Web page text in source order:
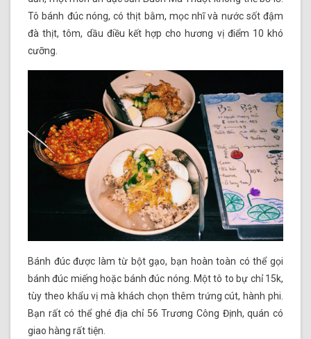
Tô bánh đúc nóng, có thịt bằm, mọc nhĩ và nước sốt đậm
đà thịt, tôm, dầu điều kết hợp cho hương vị điểm 10 khó
cưỡng.
Bánh đúc được làm từ bột gạo, bạn hoàn toàn có thể gọi
bánh đúc miếng hoặc bánh đúc nóng. Một tô to bự chỉ 15k,
tùy theo khẩu vị mà khách chọn thêm trứng cút, hành phi.
Bạn rất có thể ghé địa chỉ 56 Trương Công Định, quán có
giao hàng rất tiện.